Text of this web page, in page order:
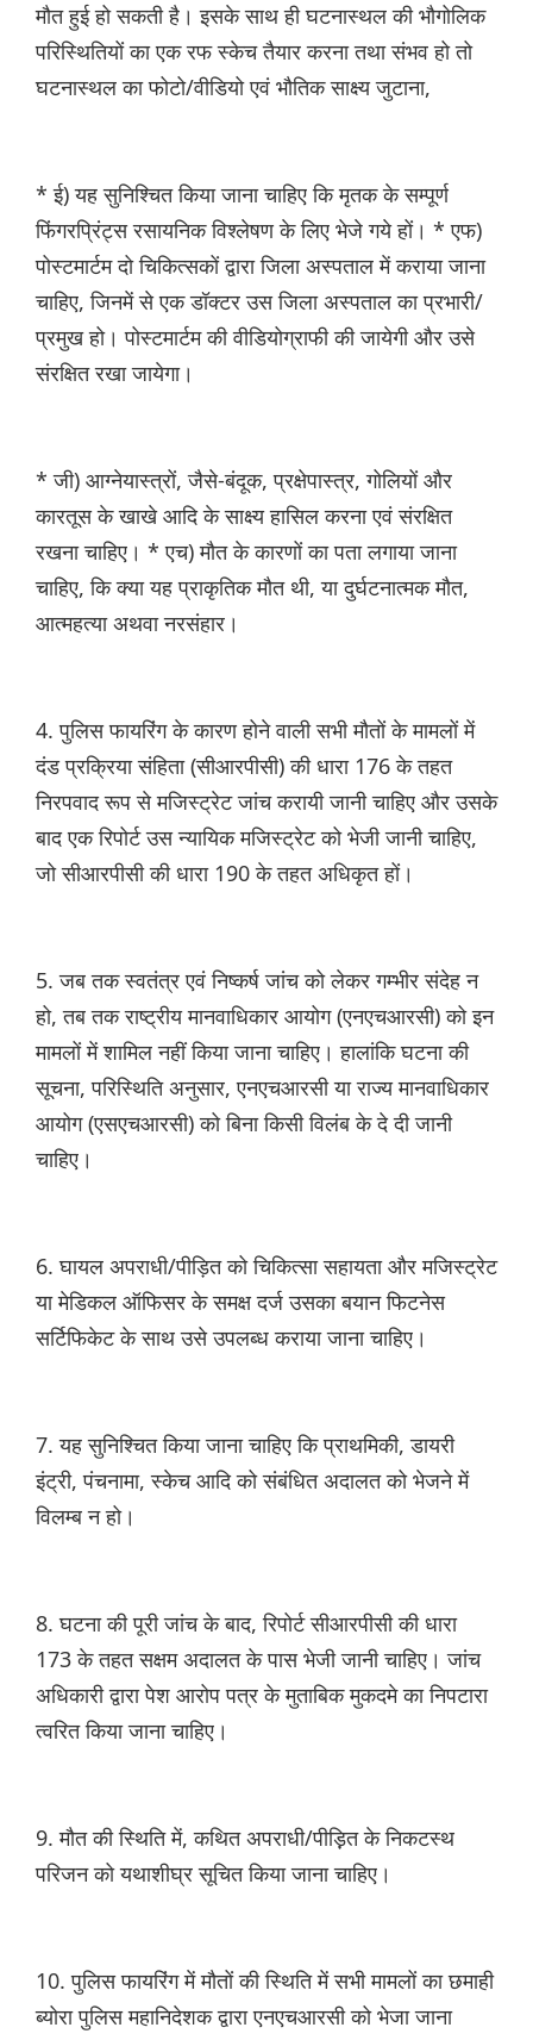
मौत हुई हो सकती है। इसके साथ ही घटनास्थल की भौगोलिक
परिस्थितियों का एक रफ स्केच तैयार करना तथा संभव हो तो
घटनास्थल का फोटो/वीडियो एवं भौतिक साक्ष्य जुटाना,
* ई) यह सुनिश्चित किया जाना चाहिए कि मृतक के सम्पूर्ण
फिंगरप्रिंट्स रसायनिक विश्लेषण के लिए भेजे गये हों। * एफ)
पोस्टमार्टम दो चिकित्सकों द्वारा जिला अस्पताल में कराया जाना
चाहिए, जिनमें से एक डॉक्टर उस जिला अस्पताल का प्रभारी/
प्रमुख हो। पोस्टमार्टम की वीडियोग्राफी की जायेगी और उसे
संरक्षित रखा जायेगा।
* जी) आग्नेयास्त्रों, जैसे-बंदूक, प्रक्षेपास्त्र, गोलियों और
कारतूस के खाखे आदि के साक्ष्य हासिल करना एवं संरक्षित
रखना चाहिए। * एच) मौत के कारणों का पता लगाया जाना
चाहिए, कि क्या यह प्राकृतिक मौत थी, या दुर्घटनात्मक मौत,
आत्महत्या अथवा नरसंहार।
4. पुलिस फायरिंग के कारण होने वाली सभी मौतों के मामलों में
दंड प्रक्रिया संहिता (सीआरपीसी) की धारा 176 के तहत
निरपवाद रूप से मजिस्ट्रेट जांच करायी जानी चाहिए और उसके
बाद एक रिपोर्ट उस न्यायिक मजिस्ट्रेट को भेजी जानी चाहिए,
जो सीआरपीसी की धारा 190 के तहत अधिकृत हों।
5. जब तक स्वतंत्र एवं निष्कर्ष जांच को लेकर गम्भीर संदेह न
हो, तब तक राष्ट्रीय मानवाधिकार आयोग (एनएचआरसी) को इन
मामलों में शामिल नहीं किया जाना चाहिए। हालांकि घटना की
सूचना, परिस्थिति अनुसार, एनएचआरसी या राज्य मानवाधिकार
आयोग (एसएचआरसी) को बिना किसी विलंब के दे दी जानी
चाहिए।
6. घायल अपराधी/पीड़ित को चिकित्सा सहायता और मजिस्ट्रेट
या मेडिकल ऑफिसर के समक्ष दर्ज उसका बयान फिटनेस
सर्टिफिकेट के साथ उसे उपलब्ध कराया जाना चाहिए।
7. यह सुनिश्चित किया जाना चाहिए कि प्राथमिकी, डायरी
इंट्री, पंचनामा, स्केच आदि को संबंधित अदालत को भेजने में
विलम्ब न हो।
8. घटना की पूरी जांच के बाद, रिपोर्ट सीआरपीसी की धारा
173 के तहत सक्षम अदालत के पास भेजी जानी चाहिए। जांच
अधिकारी द्वारा पेश आरोप पत्र के मुताबिक मुकदमे का निपटारा
त्वरित किया जाना चाहिए।
9. मौत की स्थिति में, कथित अपराधी/पीड़़ित के निकटस्थ
परिजन को यथाशीघ्र सूचित किया जाना चाहिए।
10. पुलिस फायरिंग में मौतों की स्थिति में सभी मामलों का छमाही
ब्योरा पुलिस महानिदेशक द्वारा एनएचआरसी को भेजा जाना